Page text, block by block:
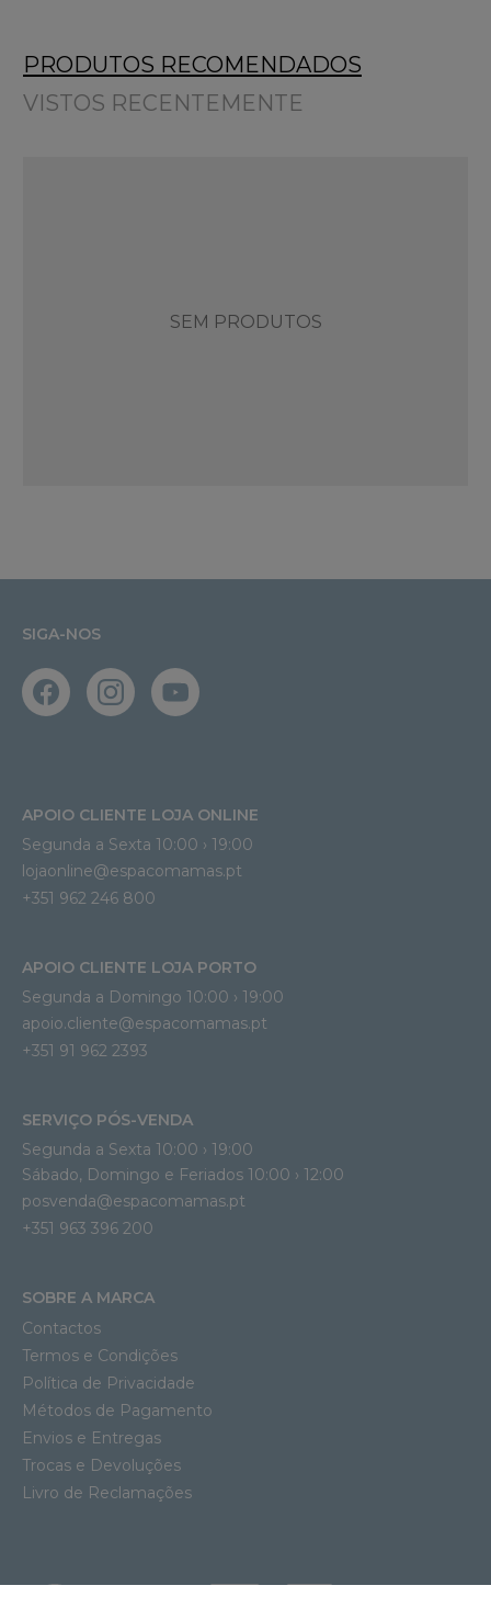
PRODUTOS RECOMENDADOS
VISTOS RECENTEMENTE
SEM PRODUTOS
SIGA-NOS
APOIO CLIENTE LOJA ONLINE
Segunda a Sexta 10:00 › 19:00
lojaonline@espacomamas.pt
+351 962 246 800
APOIO CLIENTE LOJA PORTO
Segunda a Domingo 10:00 › 19:00
apoio.cliente@espacomamas.pt
+351 91 962 2393
SERVIÇO PÓS-VENDA
Segunda a Sexta 10:00 › 19:00
Sábado, Domingo e Feriados 10:00 › 12:00
posvenda@espacomamas.pt
+351 963 396 200
SOBRE A MARCA
Contactos
Termos e Condições
Política de Privacidade
Métodos de Pagamento
Envios e Entregas
Trocas e Devoluções
Livro de Reclamações